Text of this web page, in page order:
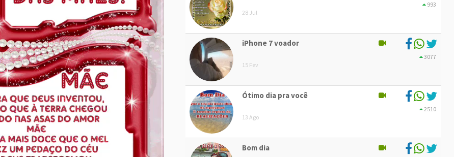
28 Jul
993
iPhone 7 voador
15 Fev
3077
Ótimo dia pra você
13 Ago
2510
Bom dia